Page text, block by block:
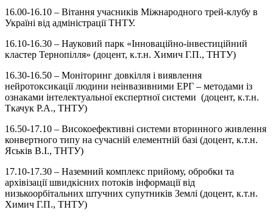
16.00-16.10 – Вітання учасників Міжнародного трей-клубу в
Україні від адміністрації ТНТУ.
16.10-16.30 – Науковий парк «Інноваційно-інвестиційний
кластер Тернопілля» (доцент, к.т.н. Химич Г.П., ТНТУ)
16.30-16.50 – Моніторинг довкілля і виявлення
нейротоксикації людини неінвазивними ЕРГ – методами із
ознаками інтелектуальної експертної системи (доцент, к.т.н.
Ткачук Р.А., ТНТУ)
16.50-17.10 – Високоефективні системи вторинного живлення
конвертного типу на сучасній елементній базі (доцент, к.т.н.
Яськів В.І., ТНТУ)
17.10-17.30 – Наземний комплекс прийому, обробки та
архівізації швидкісних потоків інформації від
низькоорбітальних штучних супутників Землі (доцент, к.т.н.
Химич Г.П., ТНТУ)